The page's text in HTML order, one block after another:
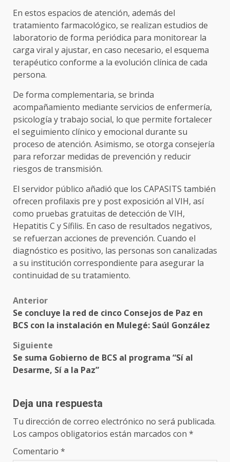
En estos espacios de atención, además del
tratamiento farmacológico, se realizan estudios de
laboratorio de forma periódica para monitorear la
carga viral y ajustar, en caso necesario, el esquema
terapéutico conforme a la evolución clínica de cada
persona.
De forma complementaria, se brinda
acompañamiento mediante servicios de enfermería,
psicología y trabajo social, lo que permite fortalecer
el seguimiento clínico y emocional durante su
proceso de atención. Asimismo, se otorga consejería
para reforzar medidas de prevención y reducir
riesgos de transmisión.
El servidor público añadió que los CAPASITS también
ofrecen profilaxis pre y post exposición al VIH, así
como pruebas gratuitas de detección de VIH,
Hepatitis C y Sífilis. En caso de resultados negativos,
se refuerzan acciones de prevención. Cuando el
diagnóstico es positivo, las personas son canalizadas
a su institución correspondiente para asegurar la
continuidad de su tratamiento.
Post
navigation
Anterior
Se concluye la red de cinco Consejos de Paz en
BCS con la instalación en Mulegé: Saúl González
Siguiente
Se suma Gobierno de BCS al programa “Sí al
Desarme, Sí a la Paz”
Deja una respuesta
Tu dirección de correo electrónico no será publicada.
Los campos obligatorios están marcados con *
Comentario *